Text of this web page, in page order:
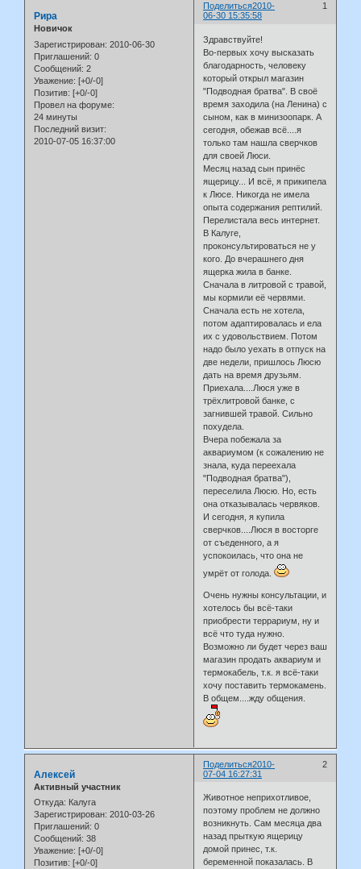
Поделиться 1
2010-
06-30 15:35:58
Рира
Новичок
Зарегистрирован: 2010-06-30
Приглашений: 0
Сообщений: 2
Уважение: [+0/-0]
Позитив: [+0/-0]
Провел на форуме:
24 минуты
Последний визит:
2010-07-05 16:37:00
Здравствуйте!
Во-первых хочу высказать
благодарность, человеку
который открыл магазин
"Подводная братва". В своё
время заходила (на Ленина) с
сыном, как в минизоопарк. А
сегодня, обежав всё....я
только там нашла сверчков
для своей Люси.
Месяц назад сын принёс
ящерицу... И всё, я прикипела
к Люсе. Никогда не имела
опыта содержания рептилий.
Перелистала весь интернет.
В Калуге,
проконсультироваться не у
кого. До вчерашнего дня
ящерка жила в банке.
Сначала в литровой с травой,
мы кормили её червями.
Сначала есть не хотела,
потом адаптировалась и ела
их с удовольствием. Потом
надо было уехать в отпуск на
две недели, пришлось Люсю
дать на время друзьям.
Приехала....Люся уже в
трёхлитровой банке, с
загнившей травой. Сильно
похудела.
Вчера побежала за
аквариумом (к сожалению не
знала, куда переехала
"Подводная братва"),
переселила Люсю. Но, есть
она отказывалась червяков.
И сегодня, я купила
сверчков....Люся в восторге
от съеденного, а я
успокоилась, что она не
умрёт от голода.
Очень нужны консультации, и
хотелось бы всё-таки
приобрести террариум, ну и
всё что туда нужно.
Возможно ли будет через ваш
магазин продать аквариум и
термокабель, т.к. я всё-таки
хочу поставить термокамень.
В общем....жду общения.
Поделиться 2
2010-
07-04 16:27:31
Алексей
Активный участник
Откуда: Калуга
Зарегистрирован: 2010-03-26
Приглашений: 0
Сообщений: 38
Уважение: [+0/-0]
Позитив: [+0/-0]
Животное неприхотливое,
поэтому проблем не должно
возникнуть. Сам месяца два
назад прыткую ящерицу
домой принес, т.к.
беременной показалась. В